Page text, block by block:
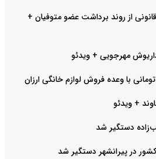
از روند برداشت عضو متوفیان +
مهرجویی + ویدئو
+ ویدئو
دستگیر شد
در پیرانشهر دستگیر شد